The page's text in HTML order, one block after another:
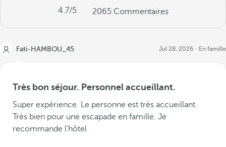
4.7/5 2065 Commentaires
Fati-HAMBOU_45 Jul 28, 2026 En famille
Très bon séjour. Personnel accueillant.
Super expérience. Le personne est très accueillant.
Très bien pour une escapade en famille. Je
recommande l’hôtel